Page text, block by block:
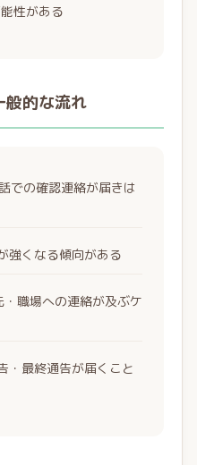
性がある
般的な流れ
での確認連絡が届きは
強くなる傾向がある
・職場への連絡が及ぶケ
・最終通告が届くこと